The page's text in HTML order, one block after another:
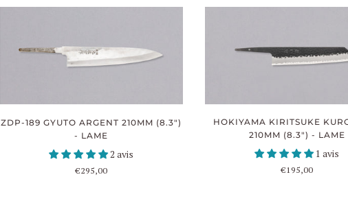
ZDP-189 GYUTO ARGENT 210MM (8.3")
- LAME
2 avis
€295,00
HOKIYAMA KIRITSUKE
210MM (8.3") - LAME
1 avis
€195,00